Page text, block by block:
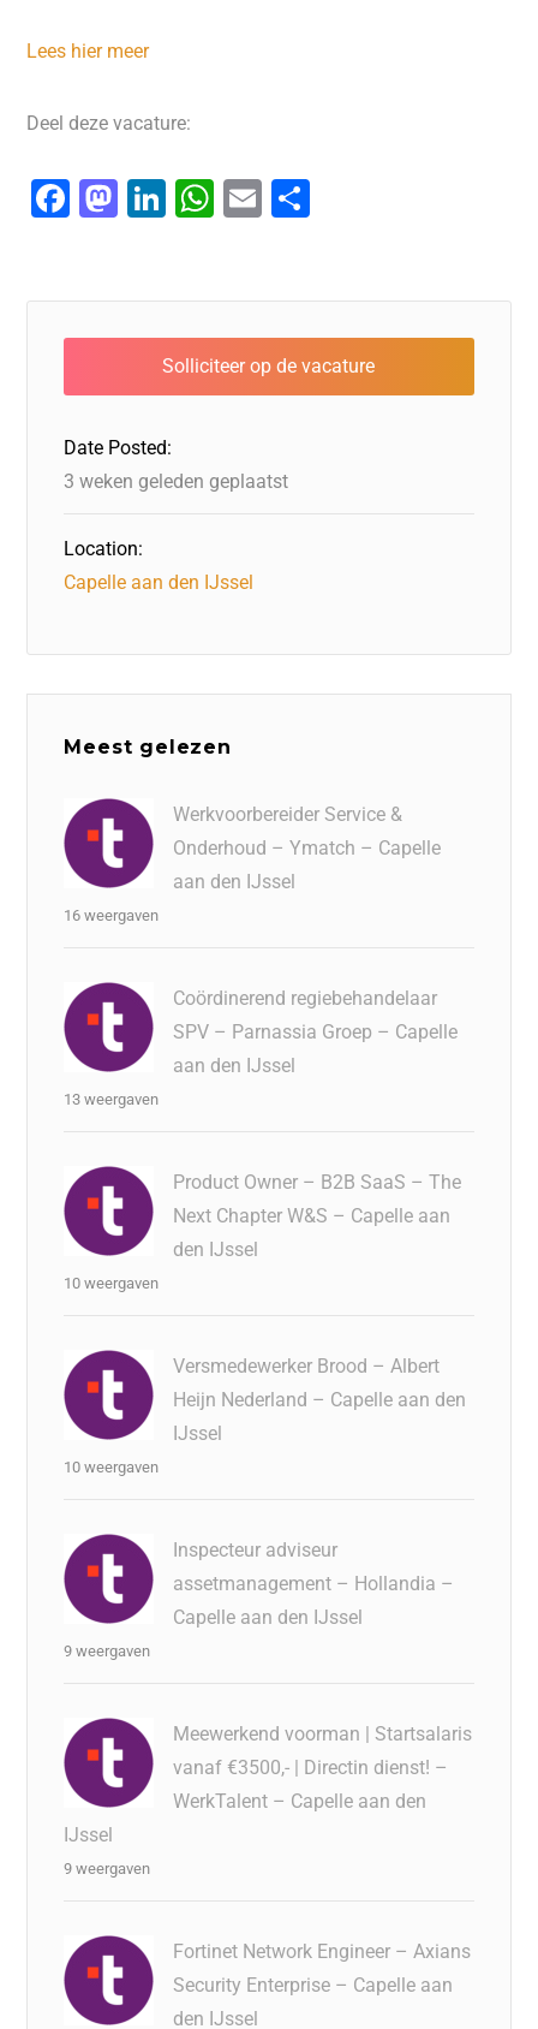
Lees hier meer
Deel deze vacature:
F
e
b
o
o
k
M
o
d
o
n
Li
e
dI
n
W
s
A
p
E
l
n
Date Posted:
3 weken geleden geplaatst
Location:
Capelle aan den IJssel
Meest gelezen
Werkvoorbereider Service &
Onderhoud – Ymatch – Capelle
aan den IJssel
16 weergaven
Coördinerend regiebehandelaar
SPV – Parnassia Groep – Capelle
aan den IJssel
13 weergaven
Product Owner – B2B SaaS – The
Next Chapter W&S – Capelle aan
den IJssel
10 weergaven
Versmedewerker Brood – Albert
Heijn Nederland – Capelle aan den
IJssel
10 weergaven
Inspecteur adviseur
assetmanagement – Hollandia –
Capelle aan den IJssel
9 weergaven
Meewerkend voorman | Startsalaris
vanaf €3500,- | Directin dienst! –
WerkTalent – Capelle aan den
IJssel
9 weergaven
Fortinet Network Engineer – Axians
Security Enterprise – Capelle aan
den IJssel